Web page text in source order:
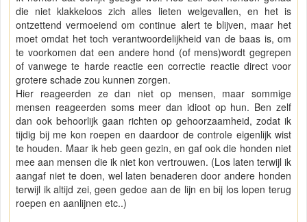
die niet klakkeloos zich alles lieten welgevallen, en het is
ontzettend vermoeiend om continue alert te blijven, maar het
moet omdat het toch verantwoordelijkheid van de baas is, om
te voorkomen dat een andere hond (of mens)wordt gegrepen
of vanwege te harde reactie een correctie reactie direct voor
grotere schade zou kunnen zorgen.
Hier reageerden ze dan niet op mensen, maar sommige
mensen reageerden soms meer dan idioot op hun. Ben zelf
dan ook behoorlijk gaan richten op gehoorzaamheid, zodat ik
tijdig bij me kon roepen en daardoor de controle eigenlijk wist
te houden. Maar ik heb geen gezin, en gaf ook die honden niet
mee aan mensen die ik niet kon vertrouwen. (Los laten terwijl ik
aangaf niet te doen, wel laten benaderen door andere honden
terwijl ik altijd zei, geen gedoe aan de lijn en bij los lopen terug
roepen en aanlijnen etc..)